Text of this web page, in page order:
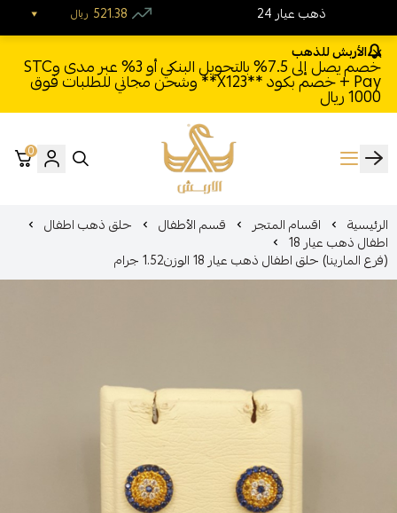
الأربش للذهب
خصم يصل إلى 7.5% بالتحويل البنكي أو 3% عبر مدى وSTC
Pay + خصم بكود **X123** وشحن مجاني للطلبات فوق
1000 ريال
الأربش للذهب
0
الرئيسية اقسام المتجر قسم الأطفال حلق ذهب اطفال
اطفال ذهب عيار 18
(فرع المارينا) حلق اطفال ذهب عيار 18 الوزن1.52 جرام
24 ذهب عيار ريال 521.38